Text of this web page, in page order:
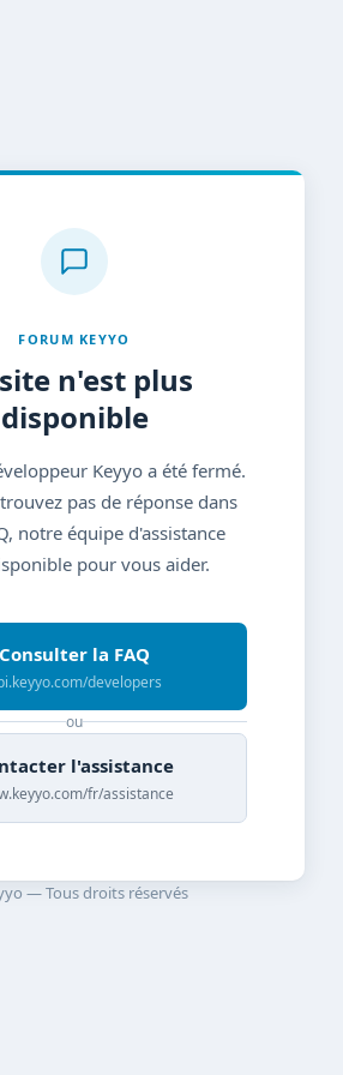
FORUM KEYYO
n'est plus
disponible
Keyyo a été fermé.
pas de réponse dans
notre équipe d'assistance
pour vous aider.
Consulter la FAQ
developers
ou
l'assistance
fr/assistance
— Tous droits réservés